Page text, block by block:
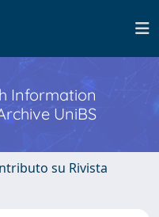
Information
UniBS
su Rivista